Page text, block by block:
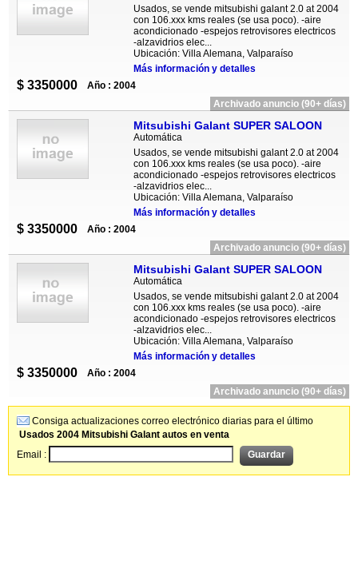
Usados, se vende mitsubishi galant 2.0 at 2004
con 106.xxx kms reales (se usa poco). -aire
acondicionado -espejos retrovisores electricos
-alzavidrios elec...
Ubicación: Villa Alemana, Valparaíso
Más información y detalles
$ 3350000
Año : 2004
Archivado anuncio (90+ días)
Mitsubishi Galant SUPER SALOON
Automática
Usados, se vende mitsubishi galant 2.0 at 2004
con 106.xxx kms reales (se usa poco). -aire
acondicionado -espejos retrovisores electricos
-alzavidrios elec...
Ubicación: Villa Alemana, Valparaíso
Más información y detalles
$ 3350000
Año : 2004
Archivado anuncio (90+ días)
Mitsubishi Galant SUPER SALOON
Automática
Usados, se vende mitsubishi galant 2.0 at 2004
con 106.xxx kms reales (se usa poco). -aire
acondicionado -espejos retrovisores electricos
-alzavidrios elec...
Ubicación: Villa Alemana, Valparaíso
Más información y detalles
$ 3350000
Año : 2004
Archivado anuncio (90+ días)
Consiga actualizaciones correo electrónico diarias para el último
Usados 2004 Mitsubishi Galant autos en venta
Email :